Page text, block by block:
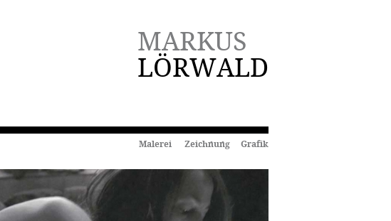
MARKUS
LÖRWALD
Malerei Zeichnung Grafik